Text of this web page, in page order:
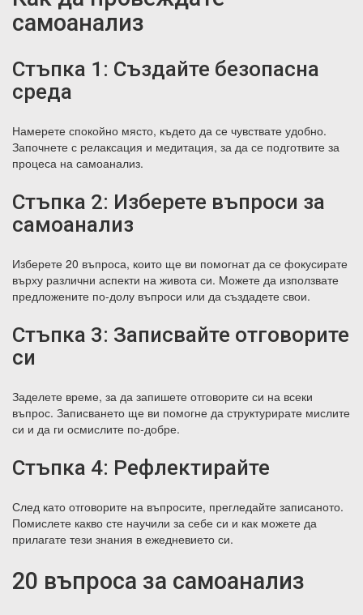
самоанализ
Стъпка 1: Създайте безопасна
среда
Намерете спокойно място, където да се чувствате удобно.
Започнете с релаксация и медитация, за да се подготвите за
процеса на самоанализ.
Стъпка 2: Изберете въпроси за
самоанализ
Изберете 20 въпроса, които ще ви помогнат да се фокусирате
върху различни аспекти на живота си. Можете да използвате
предложените по-долу въпроси или да създадете свои.
Стъпка 3: Записвайте отговорите
си
Заделете време, за да запишете отговорите си на всеки
въпрос. Записването ще ви помогне да структурирате мислите
си и да ги осмислите по-добре.
Стъпка 4: Рефлектирайте
След като отговорите на въпросите, прегледайте записаното.
Помислете какво сте научили за себе си и как можете да
прилагате тези знания в ежедневието си.
20 въпроса за самоанализ